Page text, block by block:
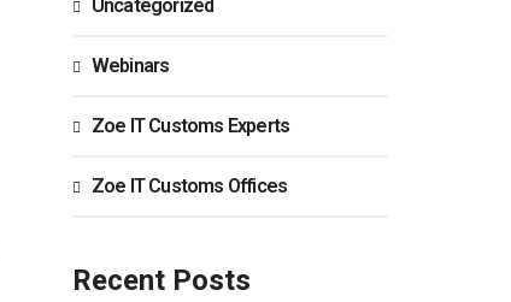
Uncategorized
Webinars
Zoe IT Customs Experts
Zoe IT Customs Offices
Recent Posts